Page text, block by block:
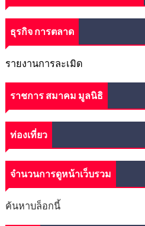
ธุรกิจ การตลาด
รายงานการละเมิด
ราชการ สมาคม มูลนิธิ
ท่องเที่ยว
จำนวนการดูหน้าเว็บรวม
ค้นหาบล็อกนี้